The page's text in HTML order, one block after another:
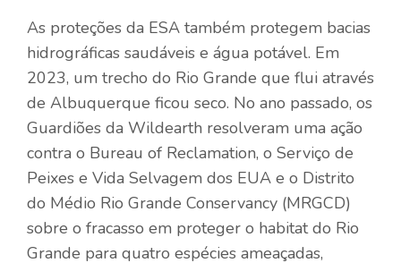
As proteções da ESA também protegem bacias
hidrográficas saudáveis ​​e água potável. Em
2023, um trecho do Rio Grande que flui através
de Albuquerque ficou seco. No ano passado, os
Guardiões da Wildearth resolveram uma ação
contra o Bureau of Reclamation, o Serviço de
Peixes e Vida Selvagem dos EUA e o Distrito
do Médio Rio Grande Conservancy (MRGCD)
sobre o fracasso em proteger o habitat do Rio
Grande para quatro espécies ameaçadas,